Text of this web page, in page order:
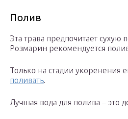
Полив
Эта трава предпочитает сухую
Розмарин рекомендуется
Только на стадии укоренения
поливать.
Лучшая вода для полива – это